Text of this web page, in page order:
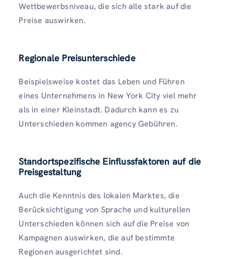
Wettbewerbsniveau, die sich alle stark auf die
Preise auswirken.
Regionale Preisunterschiede
Beispielsweise kostet das Leben und Führen
eines Unternehmens in New York City viel mehr
als in einer Kleinstadt. Dadurch kann es zu
Unterschieden kommen agency Gebühren.
Standortspezifische Einflussfaktoren auf die
Preisgestaltung
Auch die Kenntnis des lokalen Marktes, die
Berücksichtigung von Sprache und kulturellen
Unterschieden können sich auf die Preise von
Kampagnen auswirken, die auf bestimmte
Regionen ausgerichtet sind.